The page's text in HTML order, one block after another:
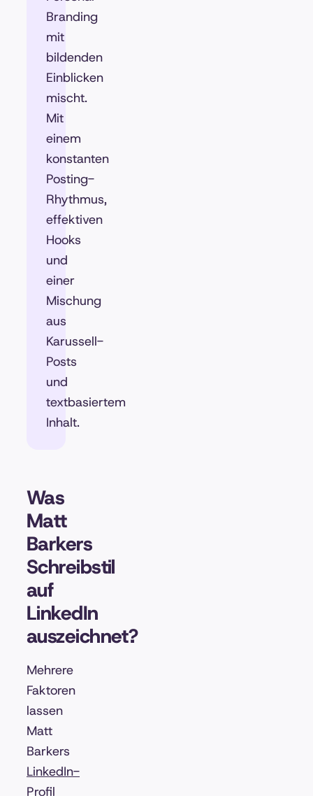
Branding
mit
bildenden
Einblicken
mischt.
Mit
einem
konstanten
Posting-
Rhythmus,
effektiven
Hooks
und
einer
Mischung
aus
Karussell-
Posts
und
textbasiertem
Inhalt.
Was
Matt
Barkers
Schreibstil
auf
LinkedIn
auszeichnet?
Mehrere
Faktoren
lassen
Matt
Barkers
LinkedIn-
Profil